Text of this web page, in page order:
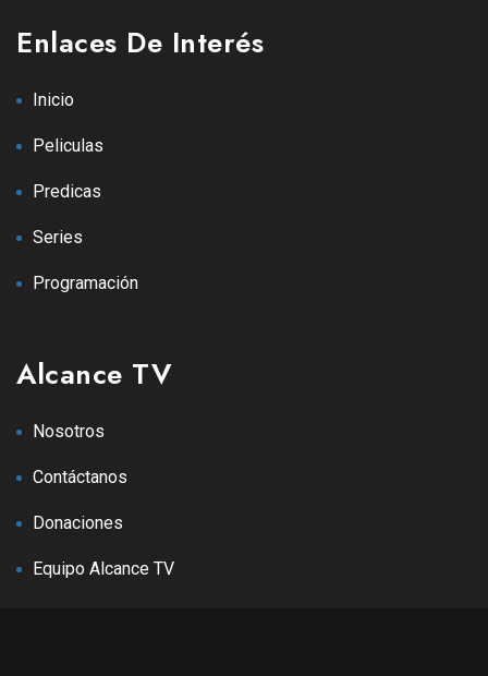
Enlaces De Interés
Inicio
Peliculas
Predicas
Series
Programación
Alcance TV
Nosotros
Contáctanos
Donaciones
Equipo Alcance TV